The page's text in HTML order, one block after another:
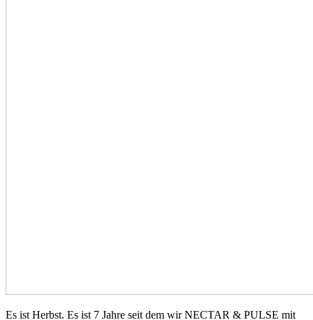
Es ist Herbst. Es ist 7 Jahre seit dem wir NECTAR & PULSE mit